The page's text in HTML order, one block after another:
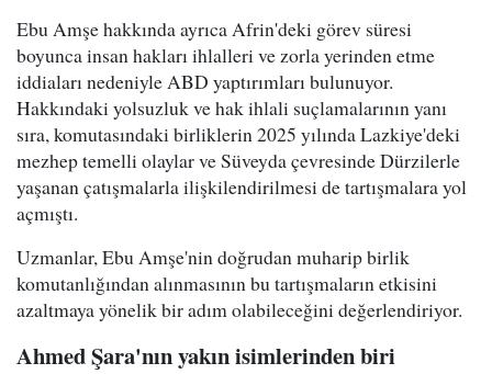
Ebu Amşe hakkında ayrıca Afrin'deki görev süresi
boyunca insan hakları ihlalleri ve zorla yerinden etme
iddiaları nedeniyle ABD yaptırımları bulunuyor.
Hakkındaki yolsuzluk ve hak ihlali suçlamalarının yanı
sıra, komutasındaki birliklerin 2025 yılında Lazkiye'deki
mezhep temelli olaylar ve Süveyda çevresinde Dürzilerle
yaşanan çatışmalarla ilişkilendirilmesi de tartışmalara yol
açmıştı.
Uzmanlar, Ebu Amşe'nin doğrudan muharip birlik
komutanlığından alınmasının bu tartışmaların etkisini
azaltmaya yönelik bir adım olabileceğini değerlendiriyor.
Ahmed Şara'nın yakın isimlerinden biri